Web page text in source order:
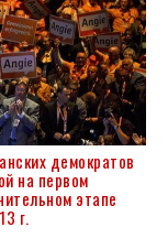
демократов
на первом
этапе
г.